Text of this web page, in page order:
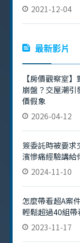
2021-12-04
最新影片
【房價觀察室
崩盤？交屋潮
價假象
2026-04-12
簽委託時被要
濱慘痛經驗講給
2024-11-10
怎麼帶看超A案
輕鬆超過40組帶
2023-11-17